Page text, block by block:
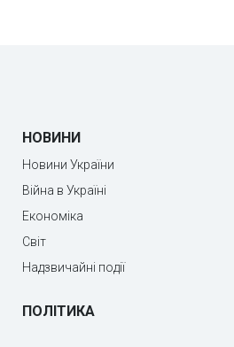
НОВИНИ
Новини України
Війна в Україні
Економіка
Світ
Надзвичайні події
ПОЛІТИКА